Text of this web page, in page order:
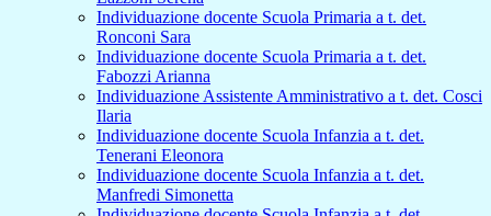
Individuazione docente Scuola Primaria a t. det.
Ronconi Sara
Individuazione docente Scuola Primaria a t. det.
Fabozzi Arianna
Individuazione Assistente Amministrativo a t. det. Cosci
Ilaria
Individuazione docente Scuola Infanzia a t. det.
Tenerani Eleonora
Individuazione docente Scuola Infanzia a t. det.
Manfredi Simonetta